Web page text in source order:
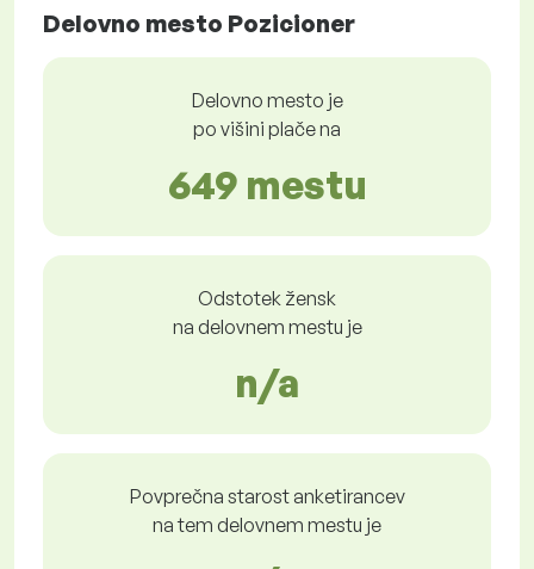
Delovno mesto Pozicioner
Delovno mesto je
po višini plače na
649 mestu
Odstotek žensk
na delovnem mestu je
n/a
Povprečna starost anketirancev
na tem delovnem mestu je